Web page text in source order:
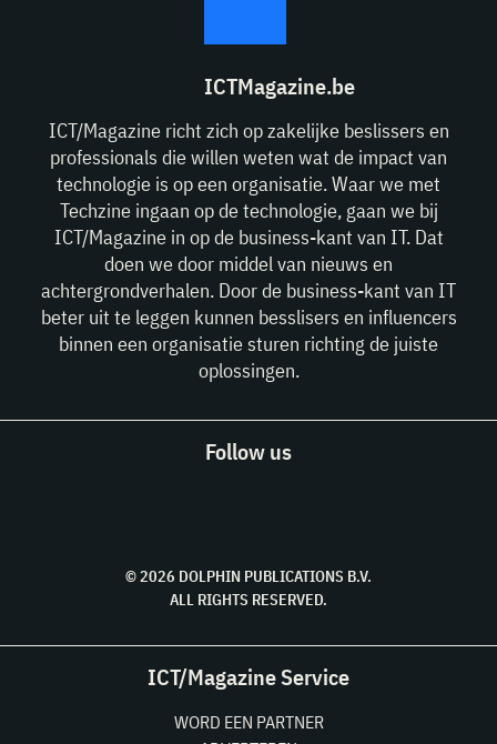
ICTMagazine.be
ICT/Magazine richt zich op zakelijke beslissers en
professionals die willen weten wat de impact van
technologie is op een organisatie. Waar we met
Techzine ingaan op de technologie, gaan we bij
ICT/Magazine in op de business-kant van IT. Dat
doen we door middel van nieuws en
achtergrondverhalen. Door de business-kant van IT
beter uit te leggen kunnen besslisers en influencers
binnen een organisatie sturen richting de juiste
oplossingen.
Follow us
© 2026 DOLPHIN PUBLICATIONS B.V.
ALL RIGHTS RESERVED.
ICT/Magazine Service
WORD EEN PARTNER